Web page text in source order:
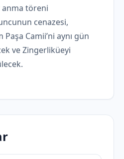
töreni
cenazesi,
Camii’ni aynı gün
ve Zingerliküeyi